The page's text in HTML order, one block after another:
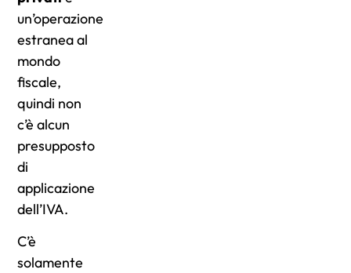
un’operazione
estranea al
mondo
fiscale,
quindi non
c’è alcun
presupposto
di
applicazione
dell’IVA.
C’è
solamente